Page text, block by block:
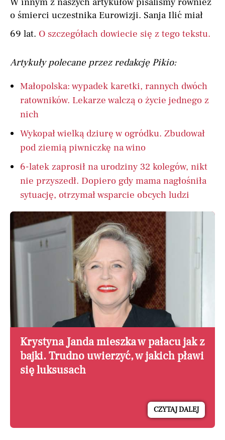
o śmierci uczestnika Eurowizji. Sanja Ilić miał
69 lat. O szczegółach dowiecie się z tego tekstu.
Artykuły polecane przez redakcję Pikio:
Małopolska: wypadek karetki, rannych dwóch
ratowników. Lekarze walczą o życie jednego z
nich
Wykopał wielką dziurę w ogródku. Zbudował
pod ziemią piwniczkę na wino
6-latek zaprosił na urodziny 32 kolegów, nikt
nie przyszedł. Dopiero gdy mama nagłośniła
sytuację, otrzymał wsparcie obcych ludzi
Krystyna Janda mieszka w pałacu jak z
bajki. Trudno uwierzyć, w jakich pławi
się luksusach
CZYTAJ DALEJ